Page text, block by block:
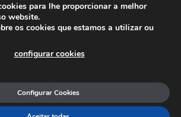
e assinatura online.
SIGA-NOS
para lhe proporcionar a melhor
website.
os cookies que estamos a utilizar ou
configurar cookies
Configurar Cookies